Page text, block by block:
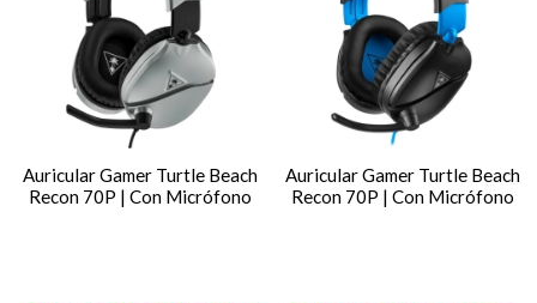
Auricular Gamer Turtle Beach
Recon 70P | Con Micrófono
Auricular Gamer Turtle Beach
Recon 70P | Con Micrófono